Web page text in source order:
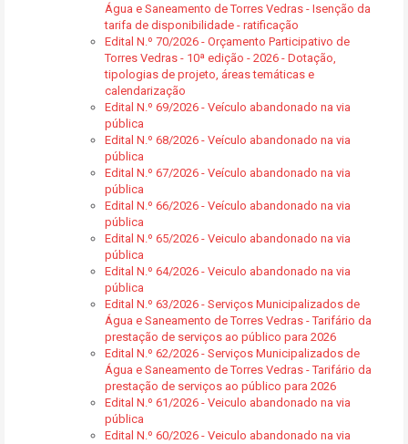
Água e Saneamento de Torres Vedras - Isenção da
tarifa de disponibilidade - ratificação
Edital N.º 70/2026 - Orçamento Participativo de
Torres Vedras - 10ª edição - 2026 - Dotação,
tipologias de projeto, áreas temáticas e
calendarização
Edital N.º 69/2026 - Veículo abandonado na via
pública
Edital N.º 68/2026 - Veículo abandonado na via
pública
Edital N.º 67/2026 - Veículo abandonado na via
pública
Edital N.º 66/2026 - Veículo abandonado na via
pública
Edital N.º 65/2026 - Veiculo abandonado na via
pública
Edital N.º 64/2026 - Veiculo abandonado na via
pública
Edital N.º 63/2026 - Serviços Municipalizados de
Água e Saneamento de Torres Vedras - Tarifário da
prestação de serviços ao público para 2026
Edital N.º 62/2026 - Serviços Municipalizados de
Água e Saneamento de Torres Vedras - Tarifário da
prestação de serviços ao público para 2026
Edital N.º 61/2026 - Veiculo abandonado na via
pública
Edital N.º 60/2026 - Veiculo abandonado na via